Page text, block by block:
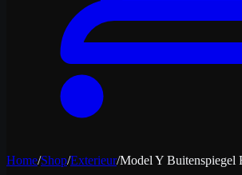
Home/Shop/Exterieur/Model Y Buitenspiegel